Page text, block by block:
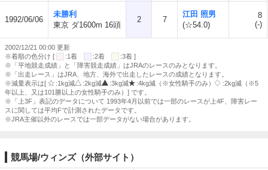
1992/06/06
未勝利
東京 ダ1600m 16頭
2 7
江田 照男
(☆54.0)
8
(-)
2002/12/21 00:00 更新
※着順の色分け [
:1着 :2着
:3着 ]
※「平地競走成績」と「障害競走成績」はJRAのレースのみとなります。
※「出走レース」はJRA、地方、海外で出走したレースの成績となります。
※減量表示は[
:1kg減 :2kg減 :3kg減 :4kg減（※女性騎手のみ）
:2kg減（※5
年以上、又は101勝以上の女性騎手のみ）] です。
※「上3F」表記のデータについて 1993年4月以前では一部のレースが上4F、障害レー
スに関しては平均Fで計測されたデータです。
※JRA主催以外のレースでは一部データがない場合があります。
競馬場/ウィンズ（外部サイト）